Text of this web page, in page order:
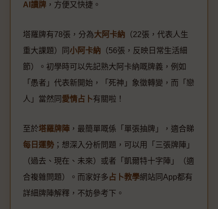
AI讀牌 ，方便又快捷。
塔羅牌有78張，分為大阿卡納 （22張，代表人生
重大課題）同 小阿卡納 （56張，反映日常生活細
節）。初學時可以先記熟大阿卡納嘅牌義，例如
「愚者」代表新開始，「死神」象徵轉變，而「戀
人」當然同 愛情占卜有關啦！
至於塔羅牌陣 ，最簡單嘅係「單張抽牌」，適合睇
每日運勢 ；想深入分析問題，可以用「三張牌陣」
（過去、現在、未來）或者「凱爾特十字陣」（適
合複雜問題）。而家好多占卜教學網站同App都有
詳細牌陣解釋，不妨參考下。